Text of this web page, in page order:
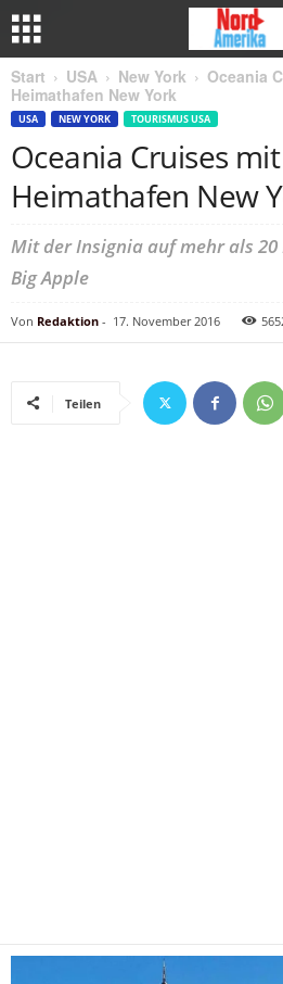
Start USA New York
Oceania
Heimathafen New York
USA NEW YORK TOURISMUS USA
Oceania Cruises
Heimathafen New
Mit der Insignia auf mehr als
Big Apple
Von Redaktion - 17. November 2016
Teilen